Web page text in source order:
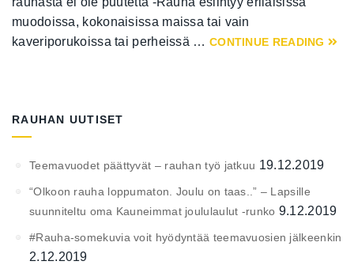
muodoissa, kokonaisissa maissa tai vain
kaveriporukoissa tai perheissä … CONTINUE READING
RAUHAN UUTISET
Teemavuodet päättyvät – rauhan työ jatkuu 19.12.2019
“Olkoon rauha loppumaton. Joulu on taas..” – Lapsille
suunniteltu oma Kauneimmat joululaulut -runko 9.12.2019
#Rauha-somekuvia voit hyödyntää teemavuosien jälkeenkin
2.12.2019